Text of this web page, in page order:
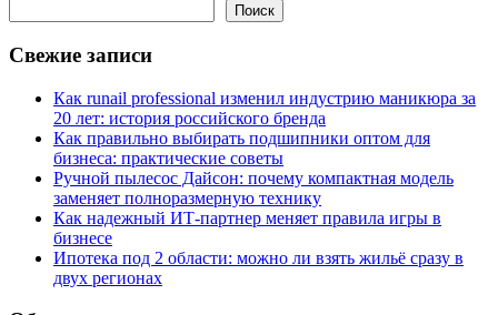
Поиск
Свежие записи
Как runail professional изменил индустрию маникюра за
20 лет: история российского бренда
Как правильно выбирать подшипники оптом для
бизнеса: практические советы
Ручной пылесос Дайсон: почему компактная модель
заменяет полноразмерную технику
Как надежный ИТ-партнер меняет правила игры в
бизнесе
Ипотека под 2 области: можно ли взять жильё сразу в
двух регионах